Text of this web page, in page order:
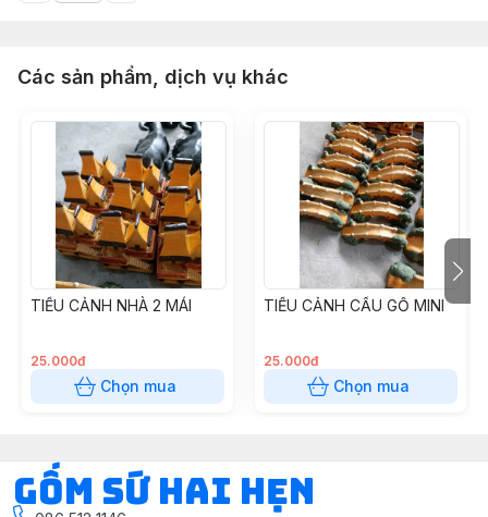
Các sản phẩm, dịch vụ khác
TIỂU CẢNH NHÀ 2 MÁI
25.000đ
Chọn mua
TIỂU CẢNH CẦU GỖ MINI
25.000đ
Chọn mua
Gốm Sứ Hai Hẹn